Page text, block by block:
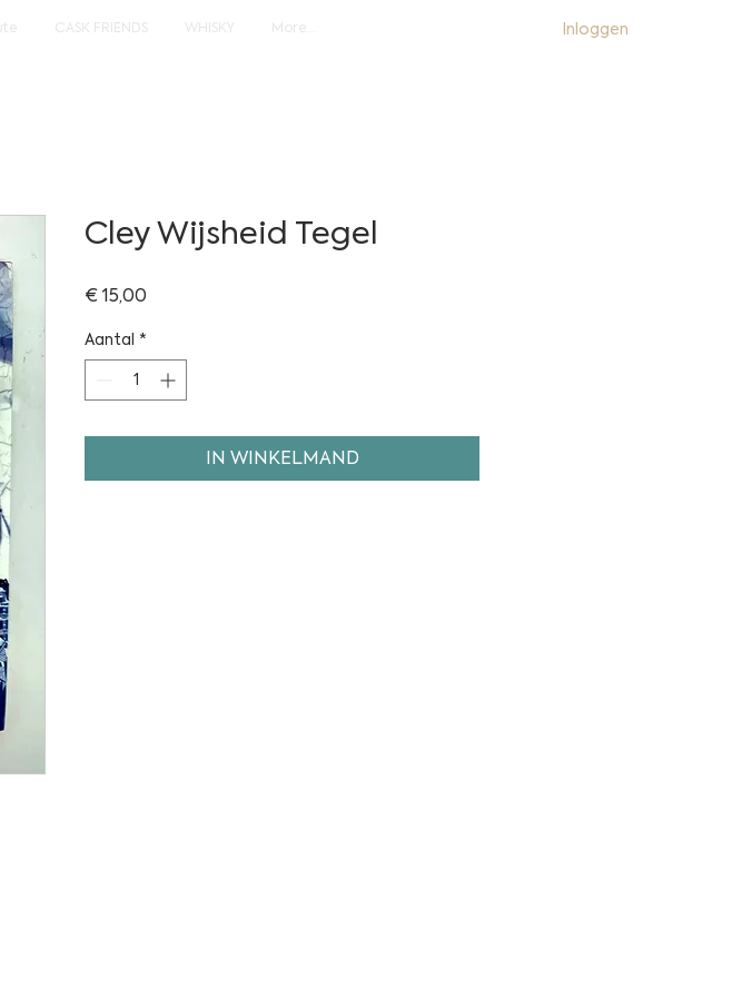
CASK FRIENDS WHISKY More... Inloggen
Cley Wijsheid Tegel
€ 15,00
Aantal *
IN WINKELMAND